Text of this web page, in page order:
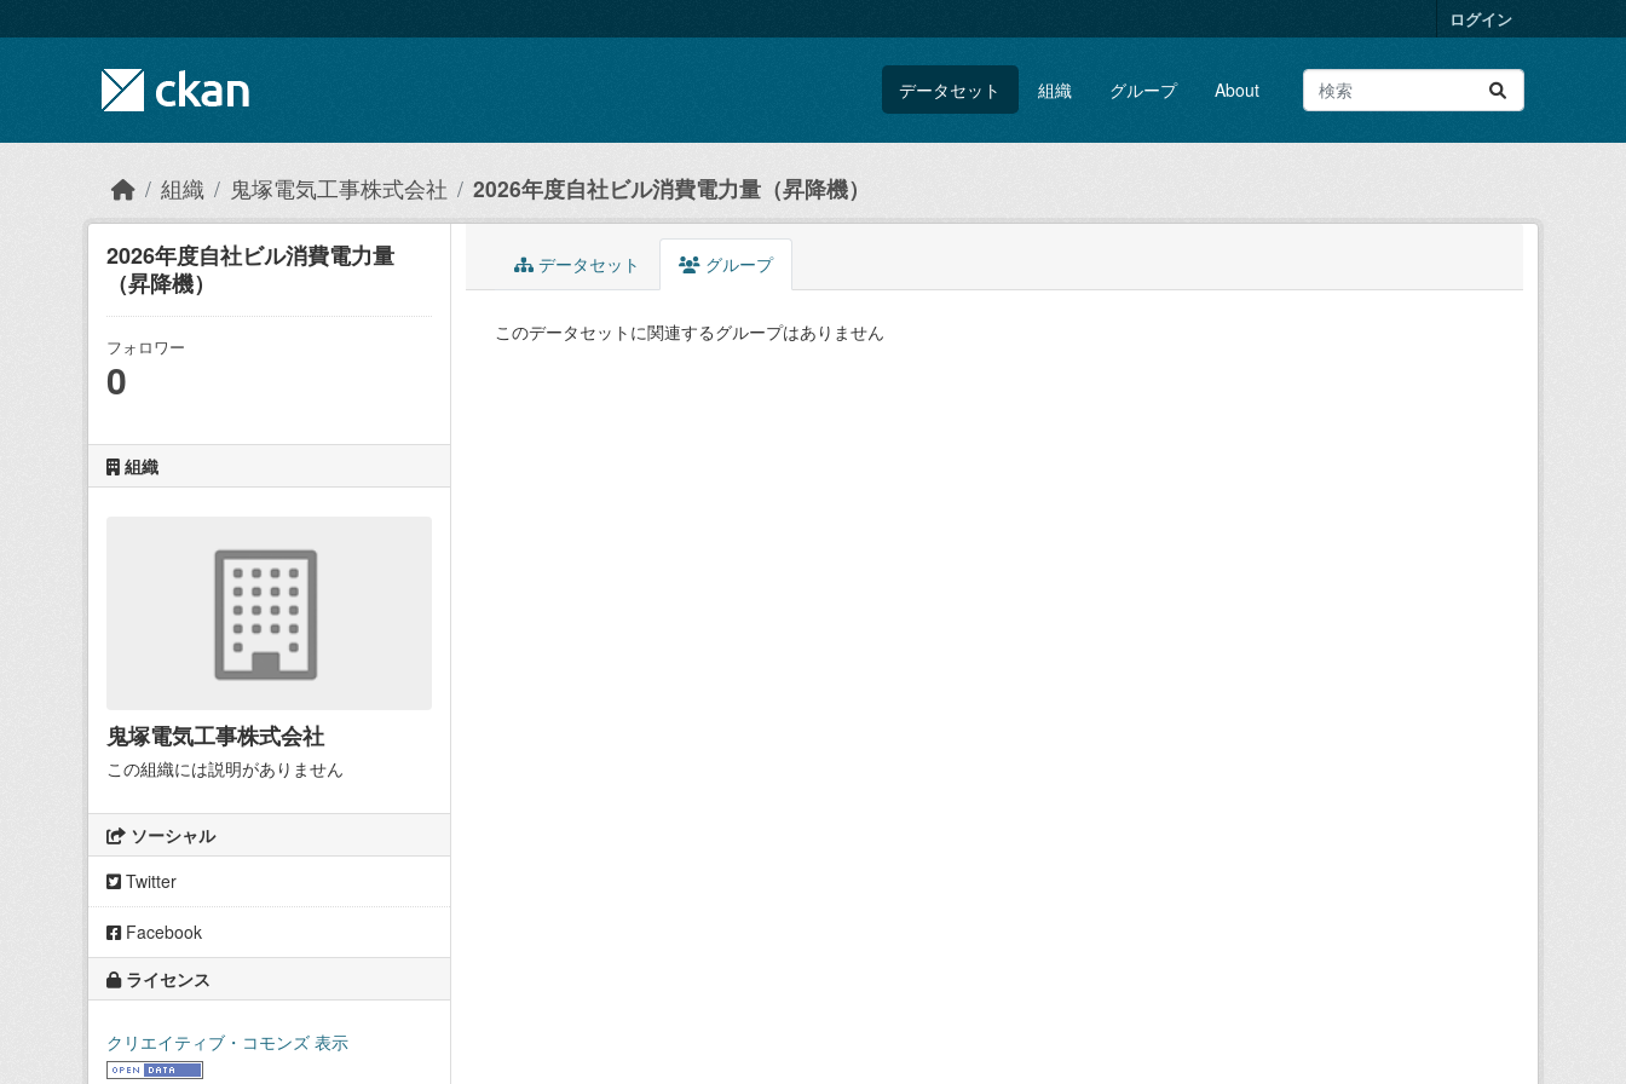
ログイン
データセット 組織 グループ About
組織 鬼塚電気工事株式会社 2026年度自社ビル消費電力量（昇降機）
2026年度自社ビル消費電力量
（昇降機）
フォロワー
0
組織
鬼塚電気工事株式会社
この組織には説明がありません
ソーシャル
Twitter
Facebook
ライセンス
クリエイティブ・コモンズ 表示
データセット グループ
このデータセットに関連するグループはありません